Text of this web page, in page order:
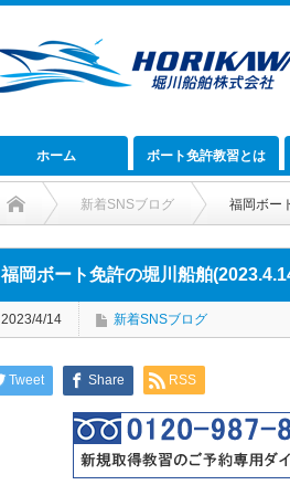
ホーム ボート免許教習とは
新着SNSブログ 福岡ボー
福岡ボート免許の堀川船舶
2023/4/14 新着SNSブログ
Tweet Share RSS